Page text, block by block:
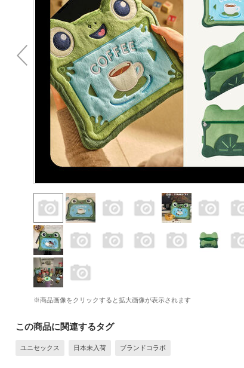
※商品画像をクリックすると拡大画像が表示されます
この商品に関連するタグ
ユニセックス 日本未入荷 ブランドコラボ